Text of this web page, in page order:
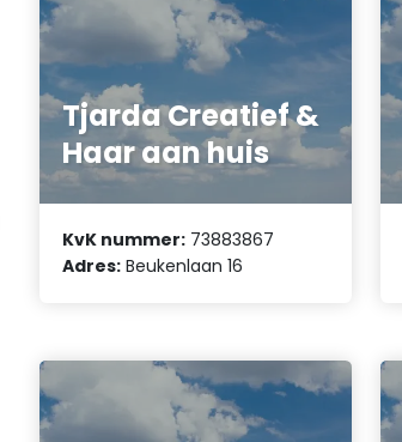
Tjarda Creatief &
Haar aan huis
KvK nummer: 73883867
Adres: Beukenlaan 16